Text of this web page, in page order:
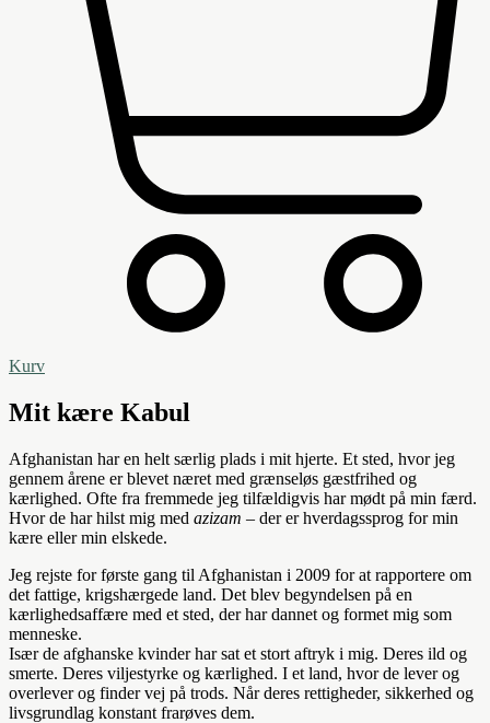
Kurv
Mit kære Kabul
Afghanistan har en helt særlig plads i mit hjerte. Et sted, hvor jeg
gennem årene er blevet næret med grænseløs gæstfrihed og
kærlighed. Ofte fra fremmede jeg tilfældigvis har mødt på min færd.
Hvor de har hilst mig med azizam – der er hverdagssprog for min
kære eller min elskede.
Jeg rejste for første gang til Afghanistan i 2009 for at rapportere om
det fattige, krigshærgede land. Det blev begyndelsen på en
kærlighedsaffære med et sted, der har dannet og formet mig som
menneske.
Især de afghanske kvinder har sat et stort aftryk i mig. Deres ild og
smerte. Deres viljestyrke og kærlighed. I et land, hvor de lever og
overlever og finder vej på trods. Når deres rettigheder, sikkerhed og
livsgrundlag konstant frarøves dem.